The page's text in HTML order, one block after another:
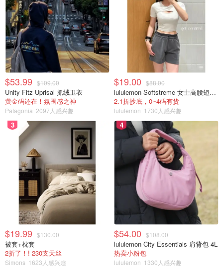
我们这些还在打拼的普通人，又能承受几次这样的打击？
封面图：nypost
「该长文章来自@新闻搬运工-北美省钱快报，版权归原作
者所有」
$53.99 $109.00
Unity Fitz Uprisal 抓绒卫衣
黄金码还在！氛围感之神
Patagonia 2097人感兴趣
$19.00 $88.00
lululemon Softstreme 女士高腰短裤 10cm
2.1折抄底，0~4码有货
lululemon 1730人感兴趣
3
$19.99 $130.00
被套+枕套
2折了！! 230支天丝
Simons 1623人感兴趣
4
$54.00 $108.00
lululemon City Essentials 肩背包 4L
热卖小粉包
lululemon 1330人感兴趣